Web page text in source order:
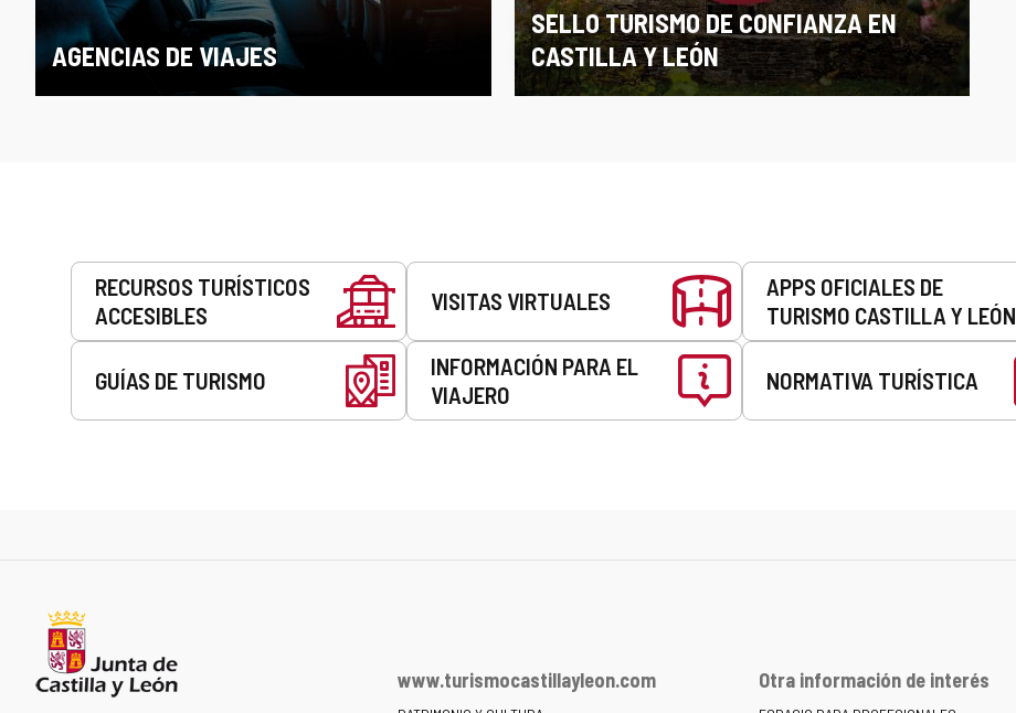
AGENCIAS DE VIAJES
SELLO TURISMO DE CONFIANZA EN
CASTILLA Y LEÓN
Servicios
RECURSOS TURÍSTICOS
ACCESIBLES
VISITAS VIRTUALES
APPS OFICIALES DE
TURISMO CASTILLA Y LEÓN
GUÍAS DE TURISMO
INFORMACIÓN PARA EL
VIAJERO
NORMATIVA TURÍSTICA
www.turismocastillayleon.com Otra información de interés